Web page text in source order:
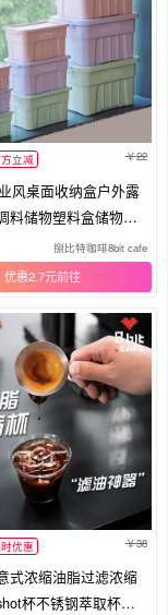
立减 22
风桌面收纳盒户外露
料储物塑料盒储物箱
捌比特咖啡8bit cafe
优惠2.7元
优惠 38
式浓缩油脂过滤浓缩
杯不锈钢萃取杯盎